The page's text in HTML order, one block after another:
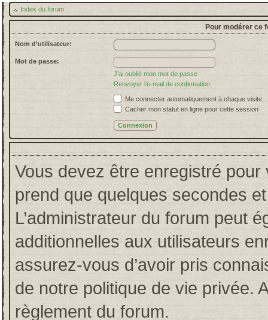
Index du forum
Pour modérer ce
Nom d’utilisateur:
Mot de passe:
J’ai oublié mon mot de passe
Renvoyer l’e-mail de confirmation
Me connecter automatiquement à chaque visite
Cacher mon statut en ligne pour cette session
Vous devez être enregistré pour
prend que quelques secondes
L’administrateur du forum peut
additionnelles aux utilisateurs
assurez-vous d’avoir pris
de notre politique de vie privée.
règlement du forum.